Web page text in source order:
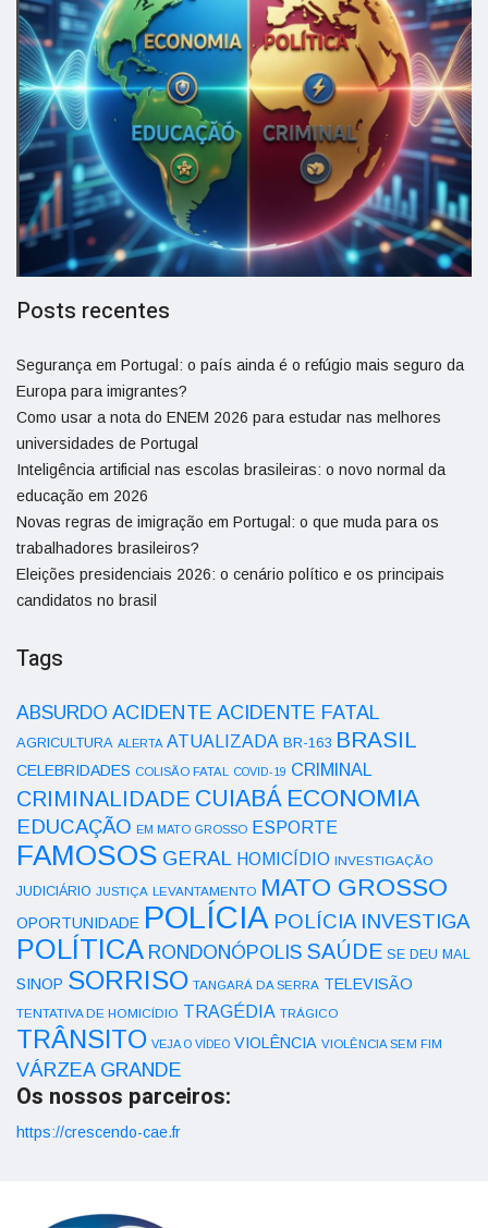
Posts recentes
Segurança em Portugal: o país ainda é o refúgio mais seguro da
Europa para imigrantes?
Como usar a nota do ENEM 2026 para estudar nas melhores
universidades de Portugal
Inteligência artificial nas escolas brasileiras: o novo normal da
educação em 2026
Novas regras de imigração em Portugal: o que muda para os
trabalhadores brasileiros?
Eleições presidenciais 2026: o cenário político e os principais
candidatos no brasil
Tags
ABSURDO ACIDENTE ACIDENTE FATAL
AGRICULTURA ALERTA ATUALIZADA BR-163 BRASIL
CELEBRIDADES COLISÃO FATAL COVID-19 CRIMINAL
CRIMINALIDADE CUIABÁ ECONOMIA
EDUCAÇÃO EM MATO GROSSO ESPORTE
FAMOSOS GERAL HOMICÍDIO INVESTIGAÇÃO
JUDICIÁRIO JUSTIÇA LEVANTAMENTO MATO GROSSO
OPORTUNIDADE POLÍCIA POLÍCIA INVESTIGA
POLÍTICA RONDONÓPOLIS SAÚDE SE DEU MAL
SINOP SORRISO TANGARÁ DA SERRA TELEVISÃO
TENTATIVA DE HOMICÍDIO TRAGÉDIA TRÁGICO
TRÂNSITO VEJA O VÍDEO VIOLÊNCIA VIOLÊNCIA SEM FIM
VÁRZEA GRANDE
Os nossos parceiros:
https://crescendo-cae.fr